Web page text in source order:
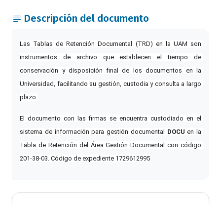
Descripción del documento
Las Tablas de Retención Documental (TRD) en la UAM son
instrumentos de archivo que establecen el tiempo de
conservación y disposición final de los documentos en la
Universidad, facilitando su gestión, custodia y consulta a largo
plazo.
El documento con las firmas se encuentra custodiado en el
sistema de información para gestión documental DOCU en la
Tabla de Retención del Área Gestión Documental con código
201-38-03. Código de expediente 1729612995